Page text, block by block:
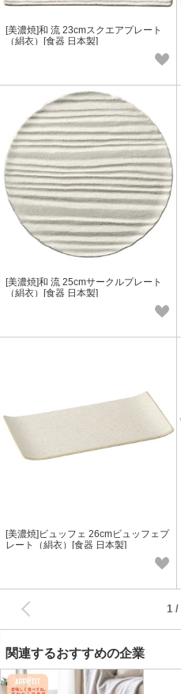
[美濃焼]和 流 23cmスクエアプレート
（絹衣）[食器 日本製]
[美濃焼]和 流 25cmサークルプレート
（絹衣）[食器 日本製]
[美濃焼]ビュッフェ 26cmビュッフェプ
レート（絹衣）[食器 日本製]
関連するおすすめの企業